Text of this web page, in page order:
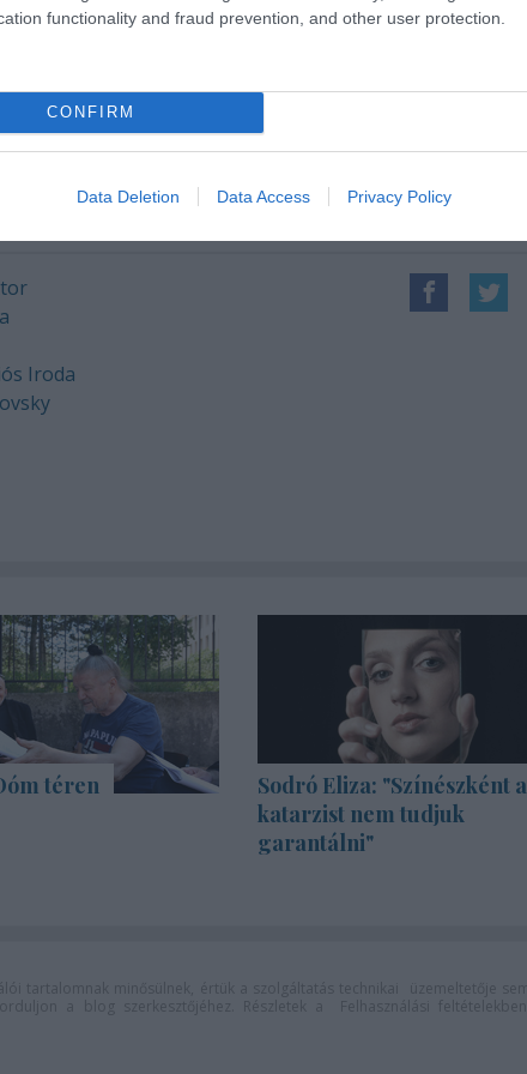
functionality and fraud prevention, and other user protection.
CONFIRM
Data Deletion Data Access Privacy Policy
a FÜGE és a Kőszegi Várszínház produkciójának
Vinnai András.
Iroda
téren
Sodró Eliza: "Színészként a
katarzist nem tudjuk
garantálni"